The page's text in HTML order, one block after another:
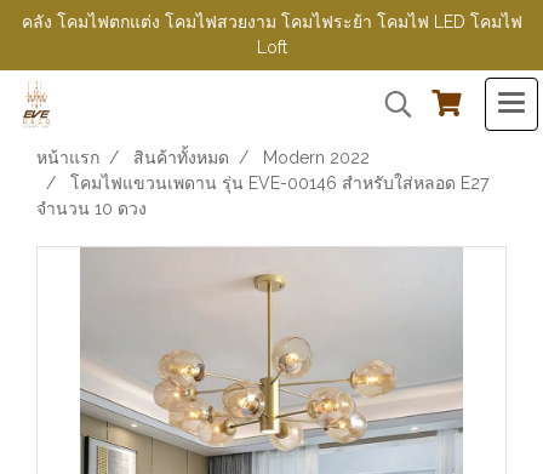
คลัง โคมไฟตกแต่ง โคมไฟสวยงาม โคมไฟระย้า โคมไฟ LED โคมไฟ
Loft
หน้าแรก สินค้าทั้งหมด
Modern 2022
โคมไฟแขวนเพดาน รุ่น EVE-00146 สำหรับใส่หลอด E27
จำนวน 10 ดวง